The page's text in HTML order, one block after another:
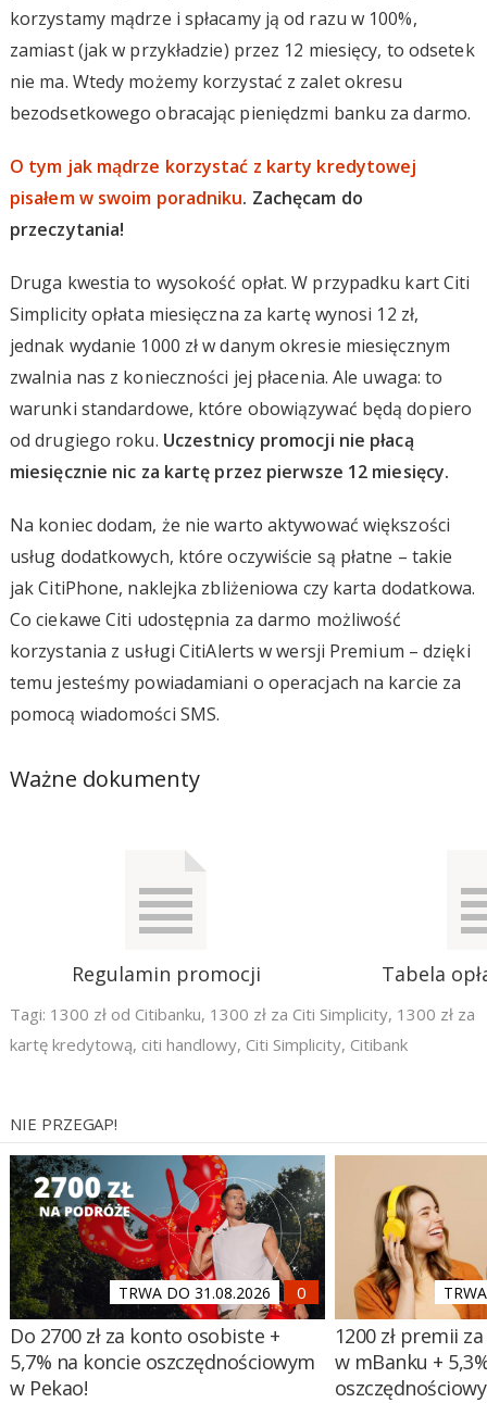
korzystamy mądrze i spłacamy ją od razu w 100%,
zamiast (jak w przykładzie) przez 12 miesięcy, to odsetek
nie ma. Wtedy możemy korzystać z zalet okresu
bezodsetkowego obracając pieniędzmi banku za darmo.
O tym jak mądrze korzystać z karty kredytowej
pisałem w swoim poradniku. Zachęcam do
przeczytania!
Druga kwestia to wysokość opłat. W przypadku kart Citi
Simplicity opłata miesięczna za kartę wynosi 12 zł,
jednak wydanie 1000 zł w danym okresie miesięcznym
zwalnia nas z konieczności jej płacenia. Ale uwaga: to
warunki standardowe, które obowiązywać będą dopiero
od drugiego roku. Uczestnicy promocji nie płacą
miesięcznie nic za kartę przez pierwsze 12 miesięcy.
Na koniec dodam, że nie warto aktywować większości
usług dodatkowych, które oczywiście są płatne – takie
jak CitiPhone, naklejka zbliżeniowa czy karta dodatkowa.
Co ciekawe Citi udostępnia za darmo możliwość
korzystania z usługi CitiAlerts w wersji Premium – dzięki
temu jesteśmy powiadamiani o operacjach na karcie za
pomocą wiadomości SMS.
Ważne dokumenty
Regulamin promocji Tabela
Tagi: 1300 zł od Citibanku, 1300 zł za Citi Simplicity, 1300 zł za
kartę kredytową, citi handlowy, Citi Simplicity, Citibank
NIE PRZEGAP!
TRWA DO 31.08.2026
Do 2700 zł za konto osobiste +
5,7% na koncie oszczędnościowym
w Pekao!
1200 zł premii
w mBanku +